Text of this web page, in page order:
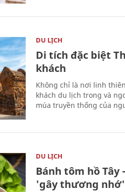
DU LỊCH
Di tích đặc biệt
khách
Không chỉ là nơi linh
khách du lịch trong và
múa truyền thống của
DU LỊCH
Bánh tôm hồ Tây
'gây thương nhớ'